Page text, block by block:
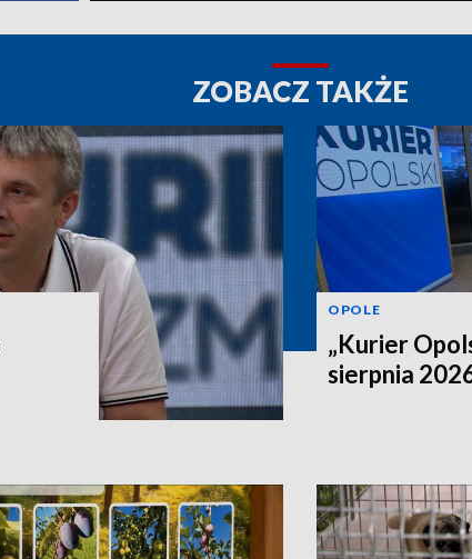
ZOBACZ TAKŻE
OPOLE
„Kurier
sierpnia